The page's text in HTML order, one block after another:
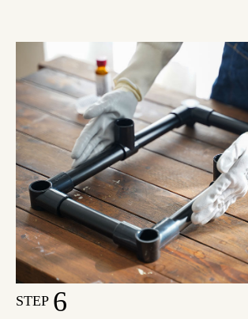
STEP 6